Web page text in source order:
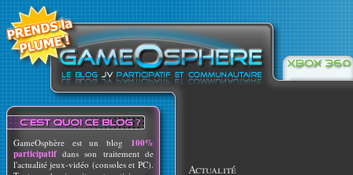
GameOsphère est un blog 100%
participatif dans son traitement de
l'actualité jeux-vidéo (consoles et PC).
Actualité